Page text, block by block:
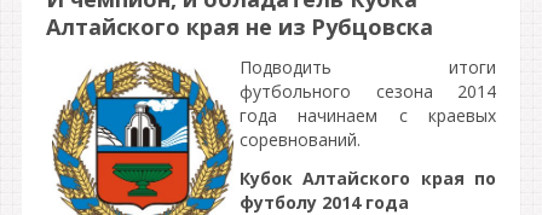
Алтайского края не из Рубцовска
Подводить итоги
футбольного сезона 2014
года начинаем с краевых
соревнований.
Кубок Алтайского края по
футболу 2014 года